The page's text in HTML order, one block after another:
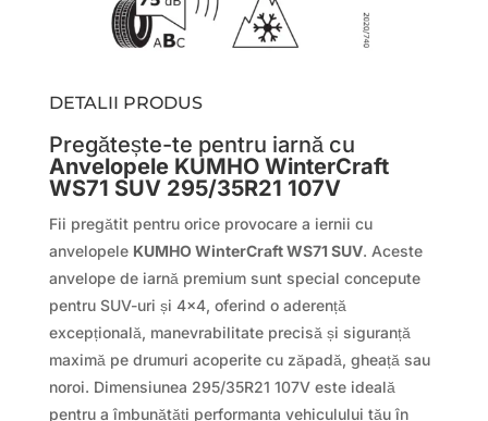
DETALII PRODUS
Pregătește-te pentru iarnă cu
Anvelopele KUMHO WinterCraft
WS71 SUV 295/35R21 107V
Fii pregătit pentru orice provocare a iernii cu
anvelopele KUMHO WinterCraft WS71 SUV. Aceste
anvelope de iarnă premium sunt special concepute
pentru SUV-uri și 4×4, oferind o aderență
excepțională, manevrabilitate precisă și siguranță
maximă pe drumuri acoperite cu zăpadă, gheață sau
noroi. Dimensiunea 295/35R21 107V este ideală
pentru a îmbunătăți performanța vehiculului tău în